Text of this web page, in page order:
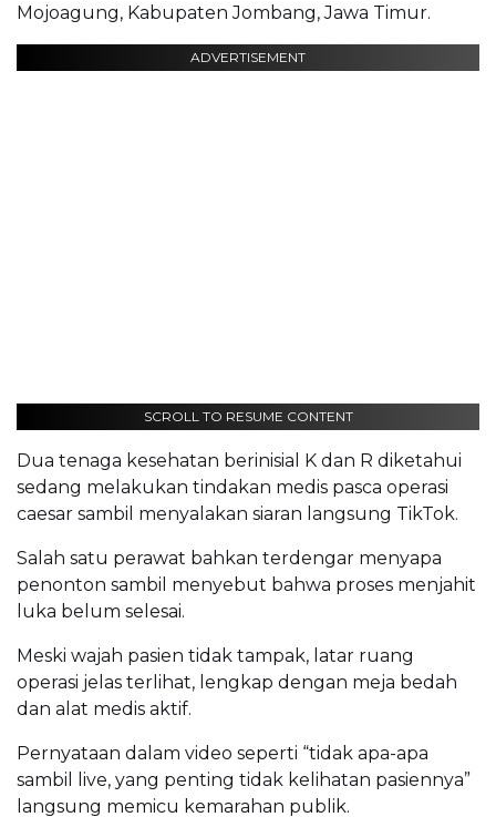
Mojoagung, Kabupaten Jombang, Jawa Timur.
ADVERTISEMENT
SCROLL TO RESUME CONTENT
Dua tenaga kesehatan berinisial K dan R diketahui
sedang melakukan tindakan medis pasca operasi
caesar sambil menyalakan siaran langsung TikTok.
Salah satu perawat bahkan terdengar menyapa
penonton sambil menyebut bahwa proses menjahit
luka belum selesai.
Meski wajah pasien tidak tampak, latar ruang
operasi jelas terlihat, lengkap dengan meja bedah
dan alat medis aktif.
Pernyataan dalam video seperti “tidak apa-apa
sambil live, yang penting tidak kelihatan pasiennya”
langsung memicu kemarahan publik.